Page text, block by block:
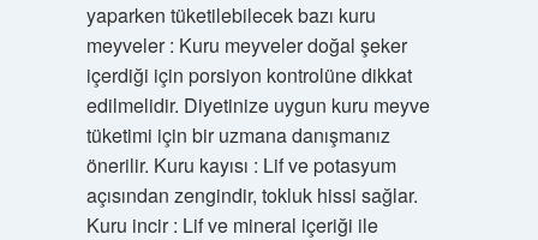
yaparken tüketilebilecek bazı kuru
meyveler : Kuru meyveler doğal şeker
içerdiği için porsiyon kontrolüne dikkat
edilmelidir. Diyetinize uygun kuru meyve
tüketimi için bir uzmana danışmanız
önerilir. Kuru kayısı : Lif ve potasyum
açısından zengindir, tokluk hissi sağlar.
Kuru incir : Lif ve mineral içeriği ile